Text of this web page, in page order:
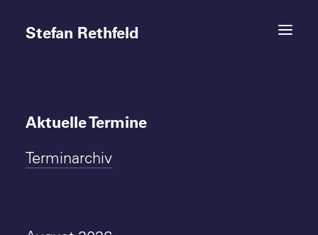
Stefan Rethfeld
Termine
Projekte
Aktuelle Termine
Terminarchiv